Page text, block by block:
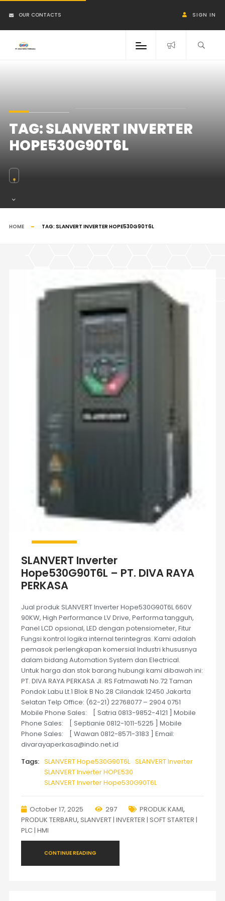
OUR CONTACTS SIGN IN
TAG:SLANVERT INVERTER
HOPE530G90T6L
HOME TAG: SLANVERT INVERTER HOPE530G90T6L
SLANVERT Inverter
Hope530G90T6L – PT. DIVA RAYA
PERKASA
Jual produk SLANVERT Inverter Hope530G90T6L 660V
90KW, High Performance LV Drive, Performa tangguh,
Panel LCD opsional, LED dengan potensiometer, Fitur
Fungsi kontrol logika internal terintegras. Kami adalah
pemasok perlengkapan komersial Industri khususnya
dalam bidang Automation System dan Electrical.
Untuk harga dan stok barang hubungi kami dibawah ini:
PT. DIVA RAYA PERKASA Jl. RS Fatmawati No.72 Taman
Pondok Labu Lt.1 Blok B No.28 Cilandak 12450 Jakarta
Selatan Telp Office: (62-21) 22768077 – 2904 0751
Mobile Phone Sales: [ Satria 0813-9852-4121 ] Mobile
Phone Sales: [ Septianie 0812-1011-5225 ] Mobile
Phone Sales: [ Wawan 0812-8571-3183 ] Email:
divarayaperkasa@indo.net.id
Tags: SLANVERT Hope530G90T6L SLANVERT Inverter
SLANVERT Inverter HOPE530
SLANVERT Inverter Hope530G90T6L
October 17, 2025 297 PRODUK KAMI,
PRODUK TERBARU, SLANVERT | INVERTER | SOFT STARTER |
PLC | HMI
CONTINUE READING